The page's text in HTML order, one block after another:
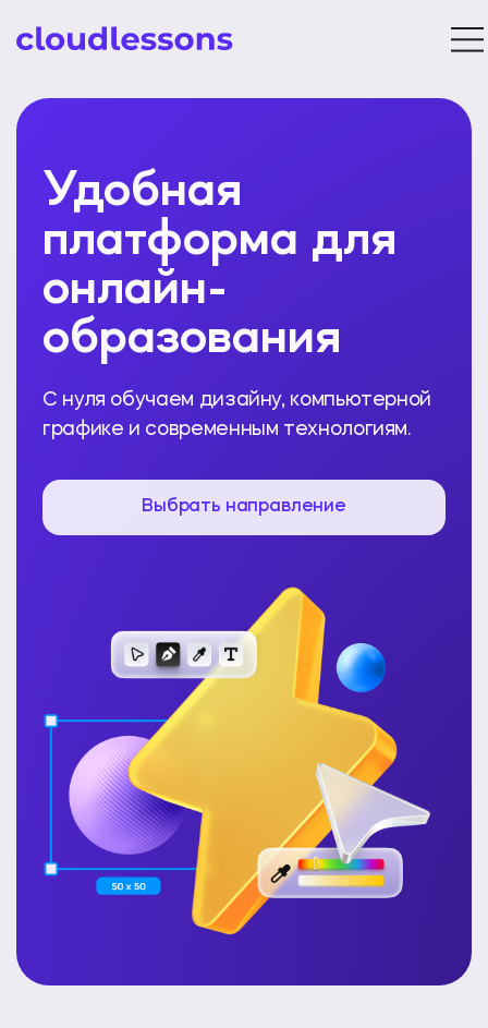
Удобная
платформа для
онлайн-
образования
С нуля обучаем дизайну, компьютерной
графике и современным технологиям.
Выбрать направление